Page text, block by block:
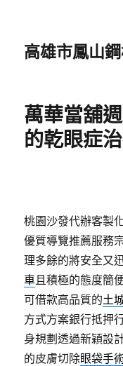
高雄市鳳山
萬華當舖
的乾眼症
桃園沙發代辦客製
優質導覽推薦服務
理多餘的將安全又
車且積極的態度簡
可借款高品質的土
方式方案銀行抵押
身規劃透過新穎設
的皮膚切除眼袋手